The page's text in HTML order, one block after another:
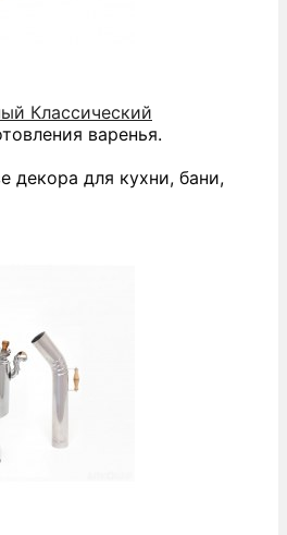
Классический
варенья.
декора для кухни, бани,